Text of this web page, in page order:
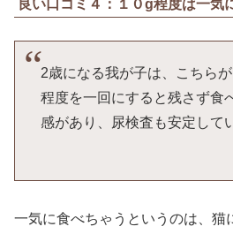
良い口コミ４：１０g程度は一気
2歳になる我が子は、こちら
程度を一回にすると残さず食
感があり、尿検査も安定して
一気に食べちゃうというのは、猫